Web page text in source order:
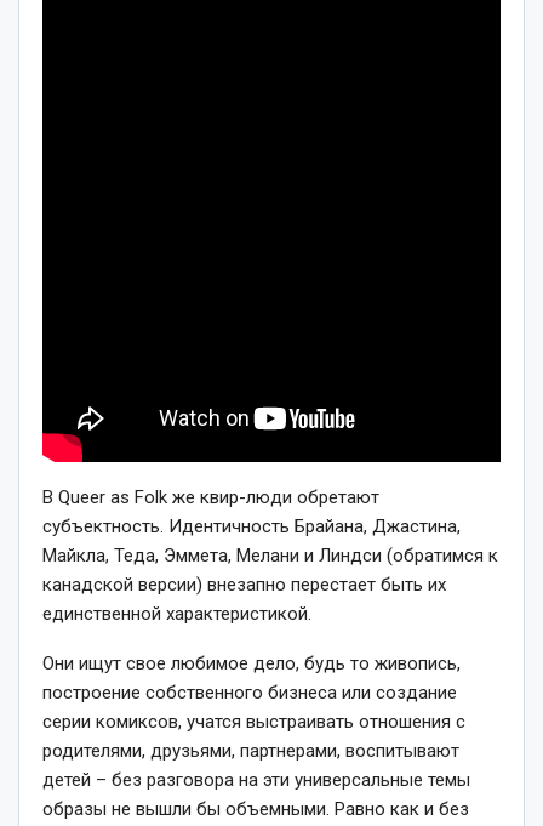
В Queer as Folk же квир-люди обретают
субъектность. Идентичность Брайана, Джастина,
Майкла, Теда, Эммета, Мелани и Линдси (обратимся к
канадской версии) внезапно перестает быть их
единственной характеристикой.
Они ищут свое любимое дело, будь то живопись,
построение собственного бизнеса или создание
серии комиксов, учатся выстраивать отношения с
родителями, друзьями, партнерами, воспитывают
детей – без разговора на эти универсальные темы
образы не вышли бы объемными. Равно как и без